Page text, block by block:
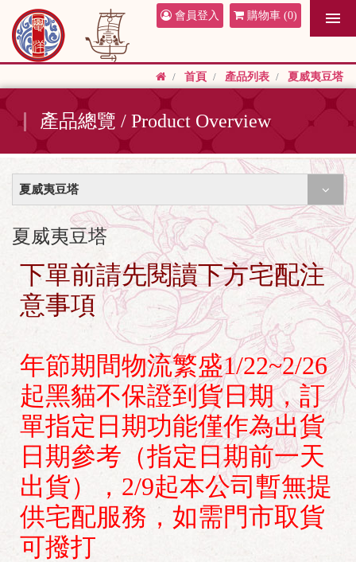
會員登入 購物車 (0)
首頁 產品列表 夏威夷豆塔
產品總覽 / Product Overview
夏威夷豆塔
夏威夷豆塔
下單前請先閱讀下方宅配注
意事項
年節期間物流繁盛1/22~2/26
起黑貓不保證到貨日期，訂
單指定日期功能僅作為出貨
日期參考（指定日期前一天
出貨），2/9起本公司暫無提
供宅配服務，如需門市取貨
可撥打